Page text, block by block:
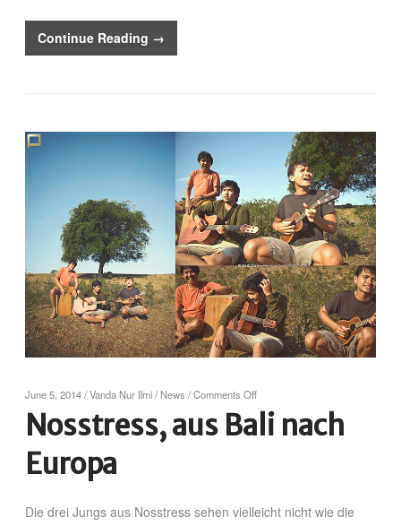
Continue Reading →
June 5, 2014/Vanda Nur Ilmi/ News /Comments Off
Nosstress, aus Bali nach
Europa
Die drei Jungs aus Nosstress sehen vielleicht nicht wie die